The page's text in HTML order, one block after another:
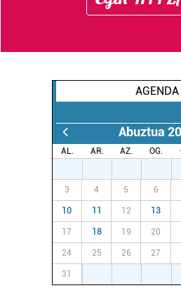
AGENDA
Abuztua
AL. AR. AZ. OG.
3 4 5 6
10 11 12 13
17 18 19 20
24 25 26 27
31